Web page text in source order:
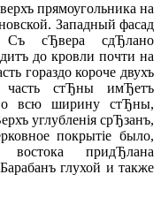
прямоугольника на
Западный фасад
Съ сЂвера сдЂлано
до кровли почти на
гораздо короче двухъ
часть стЂны имЂетъ
во всю ширину стЂны,
углубленiя срЂзанъ,
покрытiе было,
придЂлана
глухой и также